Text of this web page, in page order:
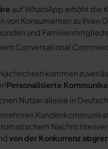
auf WhatsApp erhöht die
Konsumenten zu Ihren
und
Conversational
kommen
Personalisierte
Nutzer alleine in
von der Konkurrenz